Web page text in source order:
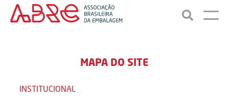
MAPA DO SITE
INSTITUCIONAL